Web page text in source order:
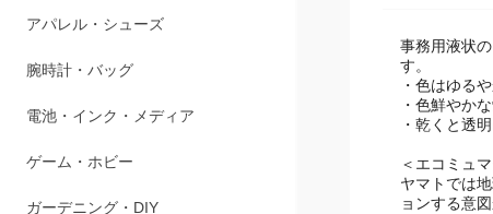
事務用液状
す。
・色はゆる
・色鮮やか
＜エコミュ
ヤマトでは